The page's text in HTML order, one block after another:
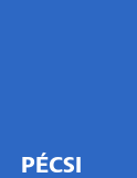
PÉCSI